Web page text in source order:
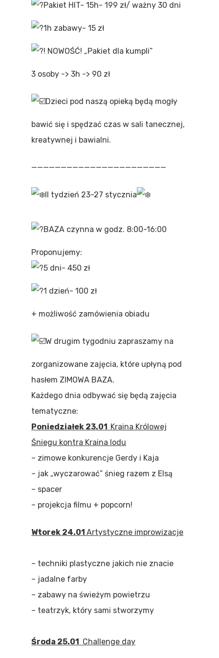
Pakiet HIT- 15h- 199 zł/ ważny 30 dni
1h zabawy- 15 zł
! NOWOŚĆ! „Pakiet dla kumpli”
3 osoby -> 3h -> 90 zł
Dzieci pod naszą opieką będą mogły
bawić się i spędzać czas w sali tanecznej,
kreatywnej i bawialni.
———————————————————————
II tydzień 23-27 stycznia
BAZA czynna w godz. 8:00-16:00
Proponujemy:
5 dni- 450 zł
1 dzień- 100 zł
+ możliwość zamówienia obiadu
W drugim tygodniu zapraszamy na
zorganizowane zajęcia, które upłyną pod
hasłem ZIMOWA BAZA.
Każdego dnia odbywać się będą zajęcia
tematyczne:
Poniedziałek 23.01 Kraina Królowej
Śniegu kontra Kraina lodu
– zimowe konkurencje Gerdy i Kaja
– jak „wyczarować” śnieg razem z Elsą
– spacer
– projekcja filmu + popcorn!
Wtorek 24.01Artystyczne improwizacje
– techniki plastyczne jakich nie znacie
– jadalne farby
– zabawy na świeżym powietrzu
– teatrzyk, który sami stworzymy
Środa 25.01 Challenge day